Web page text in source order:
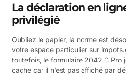
La déclaration en
privilégié
Oubliez le papier, la norme est
votre espace particulier sur
toutefois, le formulaire 2042 C Pro
cache car il n’est pas affiché par